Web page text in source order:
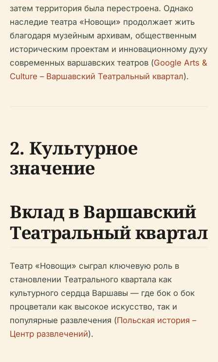
затем территория была перестроена. Однако
наследие театра «Новощи» продолжает жить
благодаря музейным архивам, общественным
историческим проектам и инновационному духу
современных варшавских театров (Google Arts &
Culture – Варшавский Театральный квартал).
2. Культурное
значение
Вклад в Варшавский
Театральный квартал
Театр «Новощи» сыграл ключевую роль в
становлении Театрального квартала как
культурного сердца Варшавы — где бок о бок
процветали как высокое искусство, так и
популярные развлечения (Польская история –
Центр развлечений).